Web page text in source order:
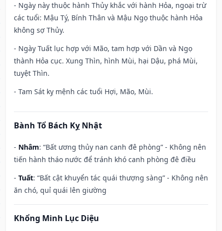
- Ngày này thuộc hành Thủy khắc với hành Hỏa, ngoại trừ
các tuổi: Mậu Tý, Bính Thân và Mậu Ngọ thuộc hành Hỏa
không sợ Thủy.
- Ngày Tuất lục hợp với Mão, tam hợp với Dần và Ngọ
thành Hỏa cục. Xung Thìn, hình Mùi, hại Dậu, phá Mùi,
tuyệt Thìn.
- Tam Sát kỵ mệnh các tuổi Hợi, Mão, Mùi.
Bành Tổ Bách Kỵ Nhật
- Nhâm: “Bất ương thủy nan canh đê phòng” - Không nên
tiến hành tháo nước để tránh khó canh phòng đê điều
- Tuất: “Bất cật khuyển tác quái thượng sàng” - Không nên
ăn chó, quỉ quái lên giường
Khổng Minh Lục Diệu